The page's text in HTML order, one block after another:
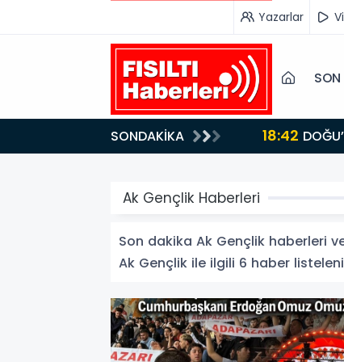
Yazarlar
SONDAKİKA 18:42
Ak Gençlik Haberleri
Son dakika Ak Gençlik haberleri
Ak Gençlik ile ilgili 6 haber